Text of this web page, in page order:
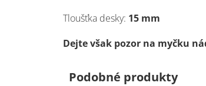
Tloušťka desky: 15 mm
Dejte však pozor na myčku
Podobné produkty